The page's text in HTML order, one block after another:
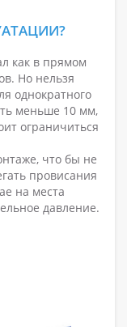
как в прямом
Но нельзя
однократного
меньше 10 мм,
ограничиться
что бы не
провисания
на места
давление.